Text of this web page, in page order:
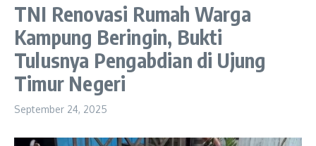
TNI Renovasi Rumah Warga
Kampung Beringin, Bukti
Tulusnya Pengabdian di Ujung
Timur Negeri
September 24, 2025